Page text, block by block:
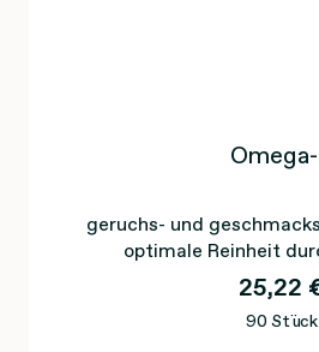
geruchs- und
optimale Reinheit
25,22
90 Stück